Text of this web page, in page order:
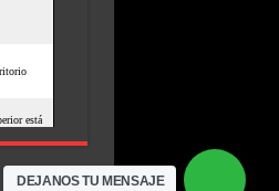
DEJANOS TU MENSAJE